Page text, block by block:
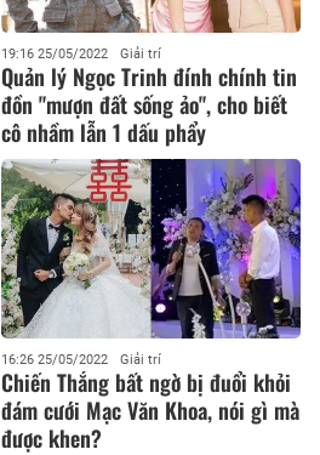
19:16 25/05/2022 Giải trí
Quản lý Ngọc Trinh đính chính tin
đồn "mượn đất sống ảo", cho biết
cô nhầm lẫn 1 dấu phẩy
16:26 25/05/2022 Giải trí
Chiến Thắng bất ngờ bị đuổi khỏi
đám cưới Mạc Văn Khoa, nói gì mà
được khen?